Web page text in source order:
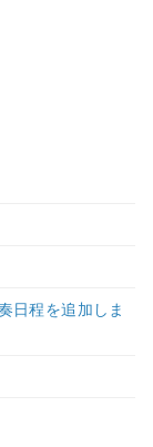
日程を追加しま